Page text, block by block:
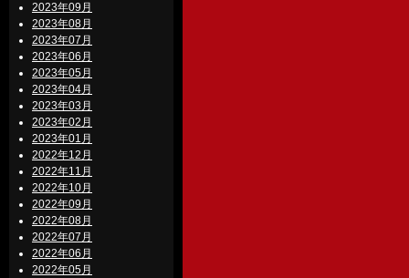
2023年09月
2023年08月
2023年07月
2023年06月
2023年05月
2023年04月
2023年03月
2023年02月
2023年01月
2022年12月
2022年11月
2022年10月
2022年09月
2022年08月
2022年07月
2022年06月
2022年05月